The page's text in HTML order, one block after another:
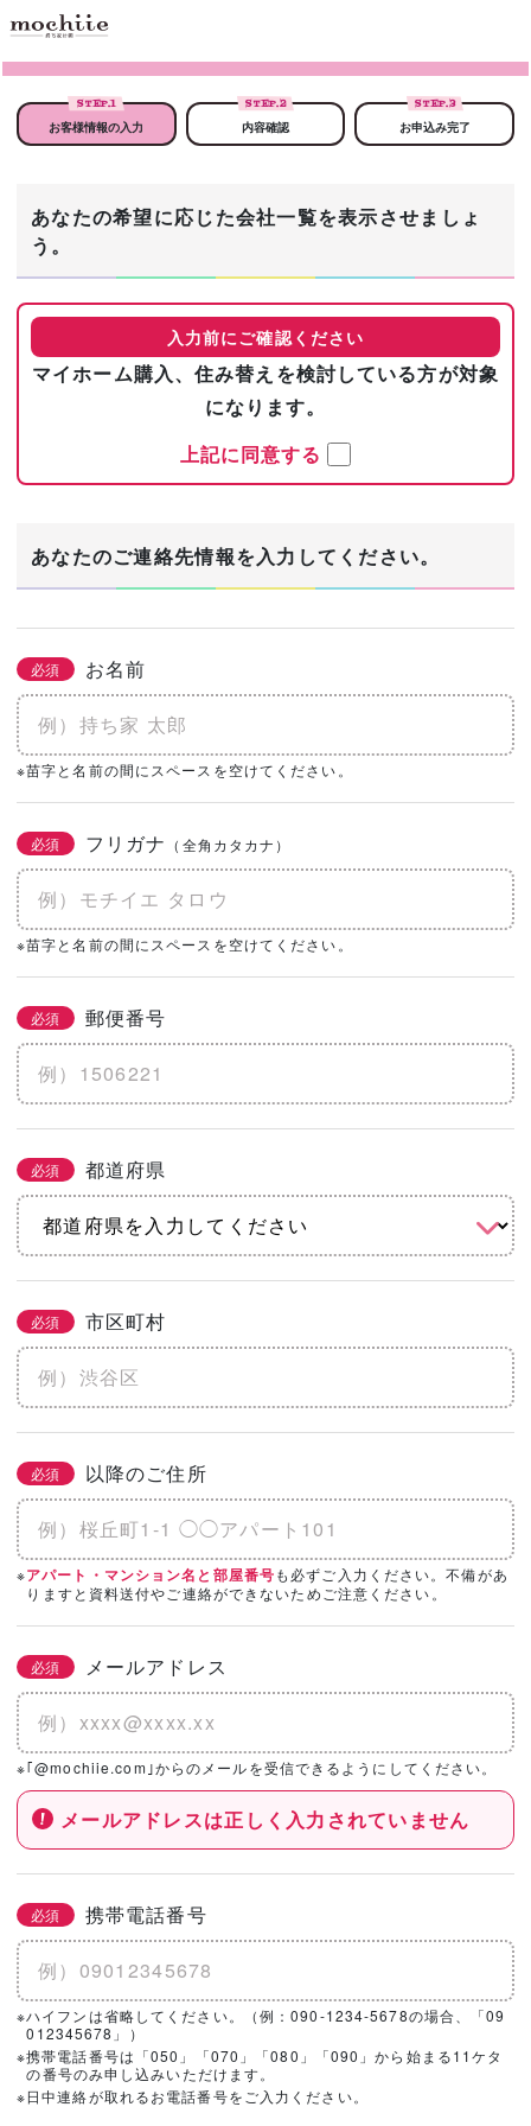
STEP.1
お客様情報の入力
STEP.2
内容確認
STEP.3
お申込み完了
あなたの希望に応じた会社一覧を表示させましょ
う。
入力前にご確認ください
マイホーム購入、住み替えを検討している方が対象
になります。
上記に同意する
必須 あなたの生年月日
必須 土地の有無
なし あり 購入予定がある
0㎡
2/3 必須 こだわりをチェック
機能
省エネ・エコ
防音
そのほかのこだわりを見る
3/3
必須 「カタログ請求」「相談・見学」したい会
社を選択！
基本情報とこだわりの条件を設定いただくと、
こちらのエリアにハウスメーカー・工務店が表示されます。
あなたのご連絡先情報を入力してください。
必須 お名前
※苗字と名前の間にスペースを空けてください。
必須 フリガナ （全角カタカナ）
※苗字と名前の間にスペースを空けてください。
必須 郵便番号
必須 都道府県
必須 市区町村
必須 以降のご住所
※アパート・マンション名と部屋番号も必ずご入力ください。不備があ
りますと資料送付やご連絡ができないためご注意ください。
必須 メールアドレス
※｢@mochiie.com｣からのメールを受信できるようにしてください。
メールアドレスは正しく入力されていません
必須 携帯電話番号
※ハイフンは省略してください。（例：090-1234-5678の場合、「09
012345678」）
※携帯電話番号は「050」「070」「080」「090」から始まる11ケタ
の番号のみ申し込みいただけます。
※日中連絡が取れるお電話番号をご入力ください。